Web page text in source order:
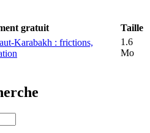
gratuit
Taille
Karabakh : frictions,
1.6
Mo